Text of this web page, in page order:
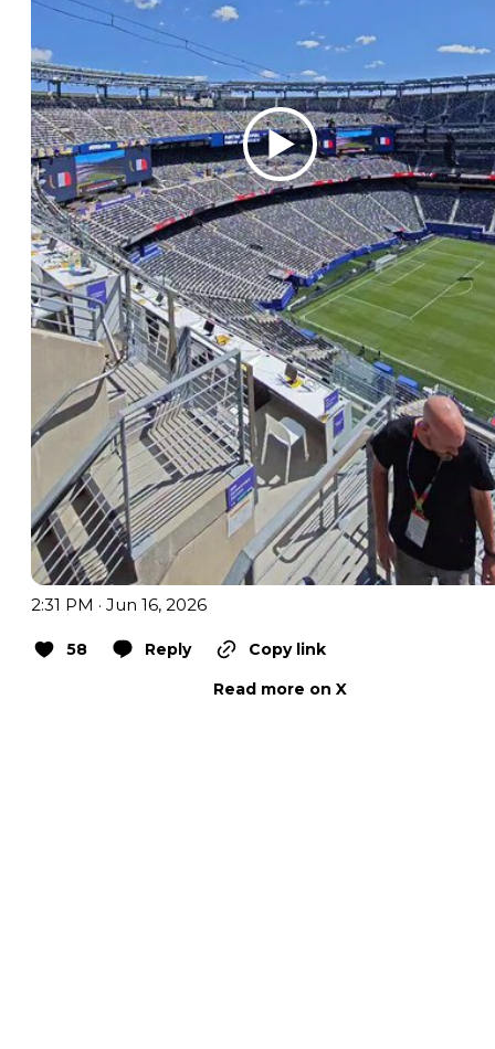
2:31 PM · Jun 16, 2026
58 Reply
Copy link
Read more on X